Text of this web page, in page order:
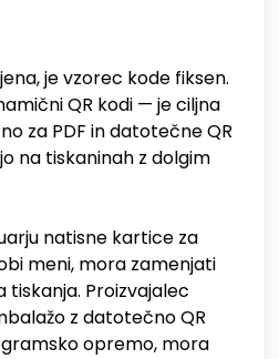
je vzorec kode fiksen.
QR kodi — je ciljna
za PDF in datotečne QR
na tiskaninah z dolgim
natisne kartice za
meni, mora zamenjati
tiskanja. Proizvajalec
z datotečno QR
opremo, mora